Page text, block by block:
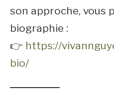
son approche, vous
biographie :
👉 https://
bio/